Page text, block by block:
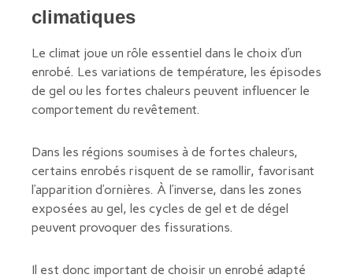
climatiques
Le climat joue un rôle essentiel dans le choix d’un
enrobé. Les variations de température, les épisodes
de gel ou les fortes chaleurs peuvent influencer le
comportement du revêtement.
Dans les régions soumises à de fortes chaleurs,
certains enrobés risquent de se ramollir, favorisant
l’apparition d’ornières. À l’inverse, dans les zones
exposées au gel, les cycles de gel et de dégel
peuvent provoquer des fissurations.
Il est donc important de choisir un enrobé adapté